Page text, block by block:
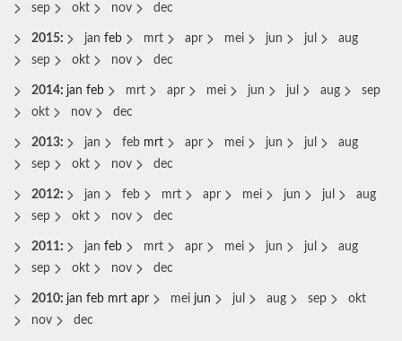
sep
okt nov dec
2015: jan feb mrt apr mei jun jul
aug
sep
okt nov dec
2014: jan feb mrt apr mei jun jul aug
sep
okt
nov dec
2013: jan feb mrt apr mei jun jul
aug
sep
okt nov dec
2012: jan feb mrt apr mei jun jul
aug
sep
okt nov dec
2011: jan feb mrt apr mei jun jul
aug
sep
okt nov dec
2010: jan feb mrt apr mei jun jul aug sep
okt
nov
dec